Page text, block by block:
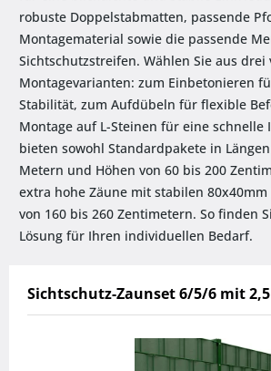
robuste Doppelstabmatten, passende
Montagematerial sowie die passende
Sichtschutzstreifen. Wählen Sie aus drei
Montagevarianten: zum Einbetonieren
Stabilität, zum Aufdübeln für flexible
Montage auf L-Steinen für eine schnelle
bieten sowohl Standardpakete in
Metern und Höhen von 60 bis 200
extra hohe Zäune mit stabilen
von 160 bis 260 Zentimetern. So finden
Lösung für Ihren individuellen Bedarf.